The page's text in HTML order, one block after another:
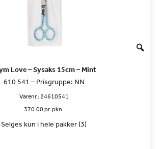
Love – Sysaks 15cm – Mint
610 541 – Prisgruppe: NN
Varenr.:24610541
370.00 pr. pkn.
Selges kun i hele pakker (3)